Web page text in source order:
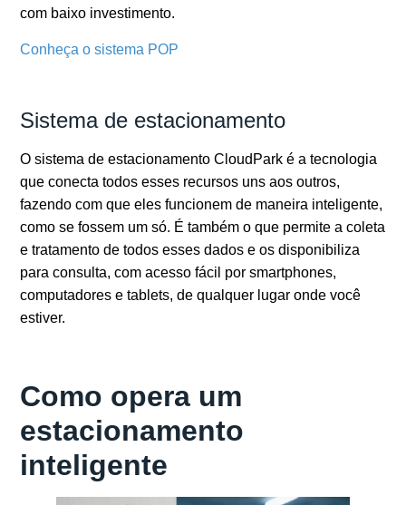
com baixo investimento.
Conheça o sistema POP
Sistema de estacionamento
O sistema de estacionamento CloudPark é a tecnologia
que conecta todos esses recursos uns aos outros,
fazendo com que eles funcionem de maneira inteligente,
como se fossem um só. É também o que permite a coleta
e tratamento de todos esses dados e os disponibiliza
para consulta, com acesso fácil por smartphones,
computadores e tablets, de qualquer lugar onde você
estiver.
Como opera um
estacionamento
inteligente